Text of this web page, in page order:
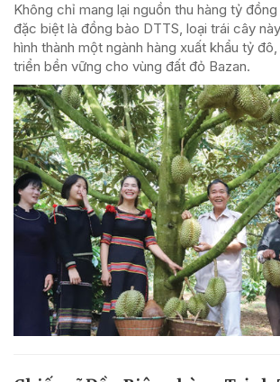
Không chỉ mang lại nguồn thu hàng tỷ
đặc biệt là đồng bào DTTS, loại trái cây
hình thành một ngành hàng xuất khẩu tỷ
triển bền vững cho vùng đất đỏ Bazan.